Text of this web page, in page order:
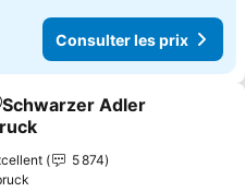
Consulter les prix
à mes favoris
Adler
les prix
5 874